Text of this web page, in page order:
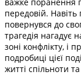
передовій.
повернувся до
трагедія нагадує
зоні конфлікту, і
подробиці цієї
житті спільноти